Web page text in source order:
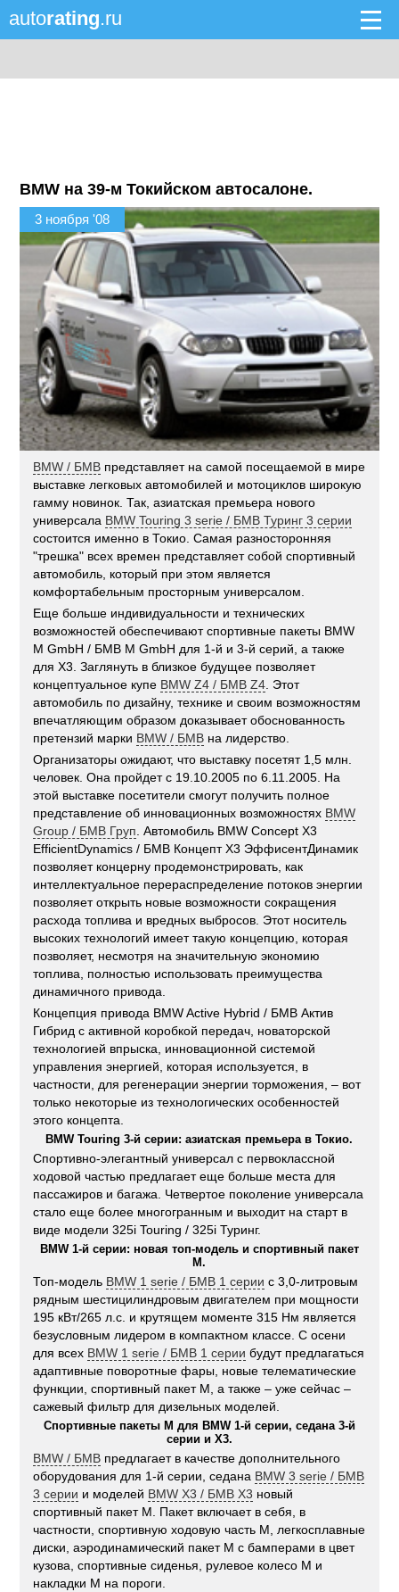
autorating.ru
BMW на 39-м Токийском автосалоне.
3 ноября '08
BMW / БМВ представляет на самой посещаемой в мире
выставке легковых автомобилей и мотоциклов широкую
гамму новинок. Так, азиатская премьера нового
универсала BMW Touring 3 serie / БМВ Туринг 3 серии
состоится именно в Токио. Самая разносторонняя
"трешка" всех времен представляет собой спортивный
автомобиль, который при этом является
комфортабельным просторным универсалом.
Еще больше индивидуальности и технических
возможностей обеспечивают спортивные пакеты BMW
M GmbH / БМВ M GmbH для 1-й и 3-й серий, а также
для X3. Заглянуть в близкое будущее позволяет
концептуальное купе BMW Z4 / БМВ Z4 . Этот
автомобиль по дизайну, технике и своим возможностям
впечатляющим образом доказывает обоснованность
претензий марки BMW / БМВ на лидерство.
Организаторы ожидают, что выставку посетят 1,5 млн.
человек. Она пройдет с 19.10.2005 по 6.11.2005. На
этой выставке посетители смогут получить полное
представление об инновационных возможностях BMW
Group / БМВ Груп . Автомобиль BMW Concept X3
EfficientDynamics / БМВ Концепт Х3 ЭффисентДинамик
позволяет концерну продемонстрировать, как
интеллектуальное перераспределение потоков энергии
позволяет открыть новые возможности сокращения
расхода топлива и вредных выбросов. Этот носитель
высоких технологий имеет такую концепцию, которая
позволяет, несмотря на значительную экономию
топлива, полностью использовать преимущества
динамичного привода.
Концепция привода BMW Active Hybrid / БМВ Актив
Гибрид с активной коробкой передач, новаторской
технологией впрыска, инновационной системой
управления энергией, которая используется, в
частности, для регенерации энергии торможения, – вот
только некоторые из технологических особенностей
этого концепта.
BMW Touring 3-й серии: азиатская премьера в Токио.
Спортивно-элегантный универсал с первоклассной
ходовой частью предлагает еще больше места для
пассажиров и багажа. Четвертое поколение универсала
стало еще более многогранным и выходит на старт в
виде модели 325i Touring / 325i Туринг.
BMW 1-й серии: новая топ-модель и спортивный пакет
М.
Топ-модель BMW 1 serie / БМВ 1 серии с 3,0-литровым
рядным шестицилиндровым двигателем при мощности
195 кВт/265 л.с. и крутящем моменте 315 Нм является
безусловным лидером в компактном классе. С осени
для всех BMW 1 serie / БМВ 1 серии будут предлагаться
адаптивные поворотные фары, новые телематические
функции, спортивный пакет M, а также – уже сейчас –
сажевый фильтр для дизельных моделей.
Спортивные пакеты M для BMW 1-й серии, седана 3-й
серии и X3.
BMW / БМВ предлагает в качестве дополнительного
оборудования для 1-й серии, седана BMW 3 serie / БМВ
3 серии и моделей BMW X3 / БМВ Х3 новый
спортивный пакет M. Пакет включает в себя, в
частности, спортивную ходовую часть М, легкосплавные
диски, аэродинамический пакет M с бамперами в цвет
кузова, спортивные сиденья, рулевое колесо M и
накладки М на пороги.